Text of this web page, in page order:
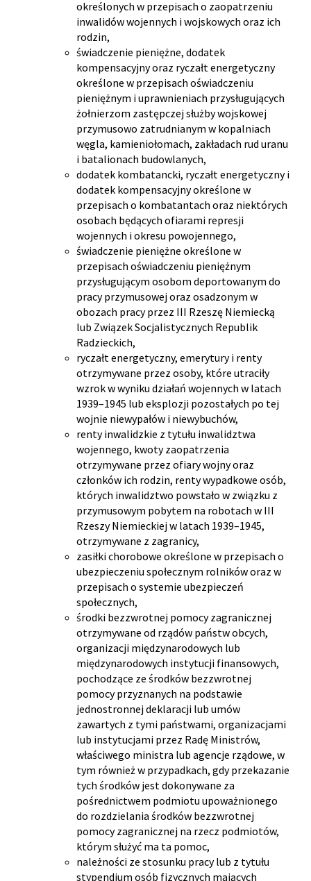
określonych w przepisach o zaopatrzeniu
inwalidów wojennych i wojskowych oraz ich
rodzin,
świadczenie pieniężne, dodatek
kompensacyjny oraz ryczałt energetyczny
określone w przepisach oświadczeniu
pieniężnym i uprawnieniach przysługujących
żołnierzom zastępczej służby wojskowej
przymusowo zatrudnianym w kopalniach
węgla, kamieniołomach, zakładach rud uranu
i batalionach budowlanych,
dodatek kombatancki, ryczałt energetyczny i
dodatek kompensacyjny określone w
przepisach o kombatantach oraz niektórych
osobach będących ofiarami represji
wojennych i okresu powojennego,
świadczenie pieniężne określone w
przepisach oświadczeniu pieniężnym
przysługującym osobom deportowanym do
pracy przymusowej oraz osadzonym w
obozach pracy przez III Rzeszę Niemiecką
lub Związek Socjalistycznych Republik
Radzieckich,
ryczałt energetyczny, emerytury i renty
otrzymywane przez osoby, które utraciły
wzrok w wyniku działań wojennych w latach
1939–1945 lub eksplozji pozostałych po tej
wojnie niewypałów i niewybuchów,
renty inwalidzkie z tytułu inwalidztwa
wojennego, kwoty zaopatrzenia
otrzymywane przez ofiary wojny oraz
członków ich rodzin, renty wypadkowe osób,
których inwalidztwo powstało w związku z
przymusowym pobytem na robotach w III
Rzeszy Niemieckiej w latach 1939–1945,
otrzymywane z zagranicy,
zasiłki chorobowe określone w przepisach o
ubezpieczeniu społecznym rolników oraz w
przepisach o systemie ubezpieczeń
społecznych,
środki bezzwrotnej pomocy zagranicznej
otrzymywane od rządów państw obcych,
organizacji międzynarodowych lub
międzynarodowych instytucji finansowych,
pochodzące ze środków bezzwrotnej
pomocy przyznanych na podstawie
jednostronnej deklaracji lub umów
zawartych z tymi państwami, organizacjami
lub instytucjami przez Radę Ministrów,
właściwego ministra lub agencje rządowe, w
tym również w przypadkach, gdy przekazanie
tych środków jest dokonywane za
pośrednictwem podmiotu upoważnionego
do rozdzielania środków bezzwrotnej
pomocy zagranicznej na rzecz podmiotów,
którym służyć ma ta pomoc,
należności ze stosunku pracy lub z tytułu
stypendium osób fizycznych mających